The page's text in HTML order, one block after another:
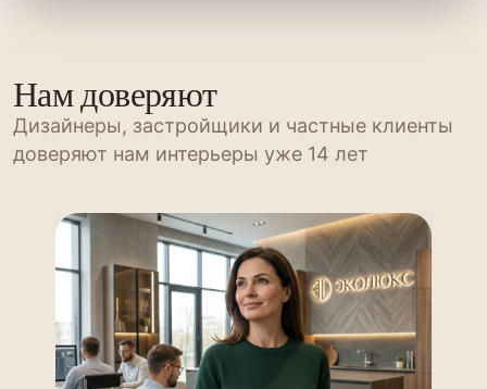
Нам доверяют
Дизайнеры, застройщики и частные клиенты
доверяют нам интерьеры уже 14 лет